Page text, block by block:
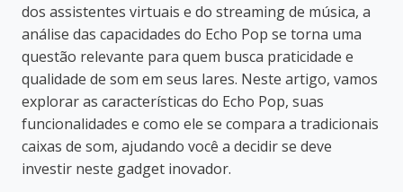
dos assistentes virtuais e do streaming de música, a
análise das capacidades do Echo Pop se torna uma
questão relevante para quem busca praticidade e
qualidade de som em seus lares. Neste artigo, vamos
explorar as características do Echo Pop, suas
funcionalidades e como ele se compara a tradicionais
caixas de som, ajudando você a decidir se deve
investir neste gadget inovador.